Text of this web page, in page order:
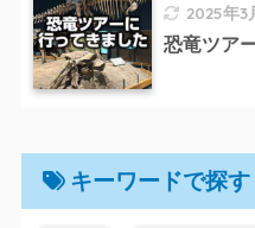
2025年3
恐竜ツア
キーワードで探す